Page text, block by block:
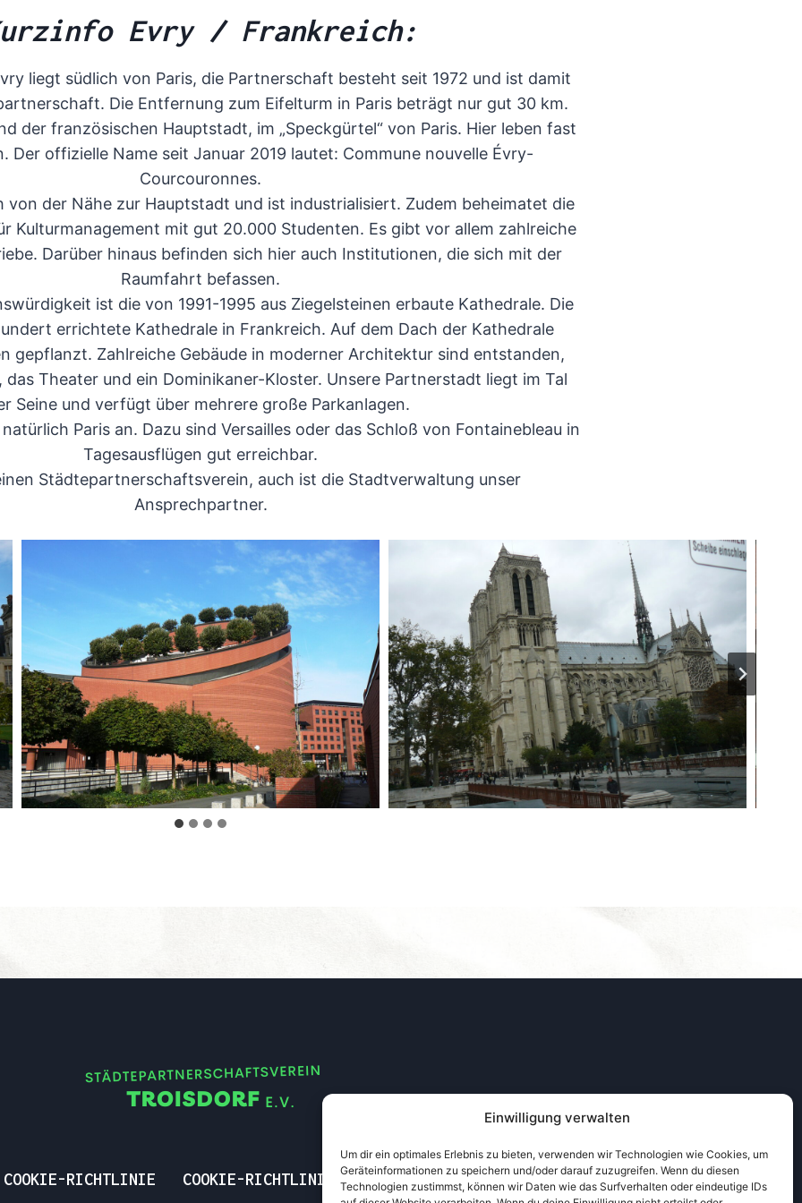
Einwilligung verwalten
Um dir ein optimales Erlebnis zu bieten, verwenden wir Technologien wie Cookies, um
Geräteinformationen zu speichern und/oder darauf zuzugreifen. Wenn du diesen
Technologien zustimmst, können wir Daten wie das Surfverhalten oder eindeutige IDs
Evry / Frankreich:
liegt südlich von Paris, die Partnerschaft besteht seit 1972 und ist damit
Die Entfernung zum Eifelturm in Paris beträgt nur gut 30 km.
der französischen Hauptstadt, im „Speckgürtel“ von Paris. Hier leben fast
Der offizielle Name seit Januar 2019 lautet: Commune nouvelle Évry-
Courcouronnes.
der Nähe zur Hauptstadt und ist industrialisiert. Zudem beheimatet die
Kulturmanagement mit gut 20.000 Studenten. Es gibt vor allem zahlreiche
Darüber hinaus befinden sich hier auch Institutionen, die sich mit der
Raumfahrt befassen.
ist die von 1991-1995 aus Ziegelsteinen erbaute Kathedrale. Die
errichtete Kathedrale in Frankreich. Auf dem Dach der Kathedrale
gepflanzt. Zahlreiche Gebäude in moderner Architektur sind entstanden,
Theater und ein Dominikaner-Kloster. Unsere Partnerstadt liegt im Tal
Seine und verfügt über mehrere große Parkanlagen.
Paris an. Dazu sind Versailles oder das Schloß von Fontainebleau in
Tagesausflügen gut erreichbar.
Städtepartnerschaftsverein, auch ist die Stadtverwaltung unser
Ansprechpartner.
COOKIE-RICHTLINIE COOKIE-RICHTLINIE (EU) EVRY GENK